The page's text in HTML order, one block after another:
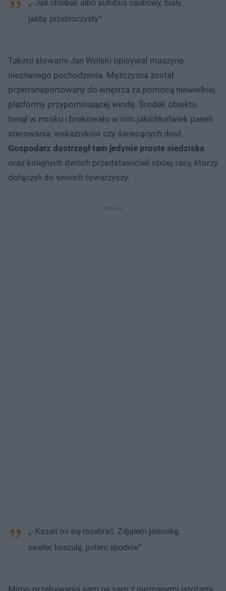
„- Jak chlebak albo autobus osobowy, biały,
jakby przeźroczysty”
Takimi słowami Jan Wolski opisywał maszynę
nieznanego pochodzenia. Mężczyzna został
przetransportowany do wnętrza za pomocą niewielkiej
platformy przypominającej windę. Środek obiektu
tonął w mroku i brakowało w nim jakichkolwiek paneli
sterowania, wskaźników czy świecących diod.
Gospodarz dostrzegł tam jedynie proste siedziska
oraz kolejnych dwóch przedstawicieli obcej rasy, którzy
dołączyli do swoich towarzyszy.
„- Kazali mi się rozebrać. Zdjąłem jesionkę,
sweter, koszulę, potem spodnie”
Mimo przebywania sam na sam z nieznanymi istotami,